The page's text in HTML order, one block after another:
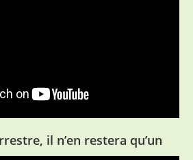
il n’en restera qu’un